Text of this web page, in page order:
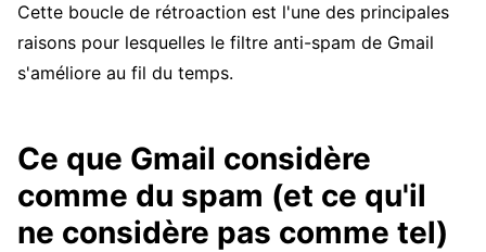
Cette boucle de rétroaction est l'une des principales
raisons pour lesquelles le filtre anti-spam de Gmail
s'améliore au fil du temps.
Ce que Gmail considère
comme du spam (et ce qu'il
ne considère pas comme tel)